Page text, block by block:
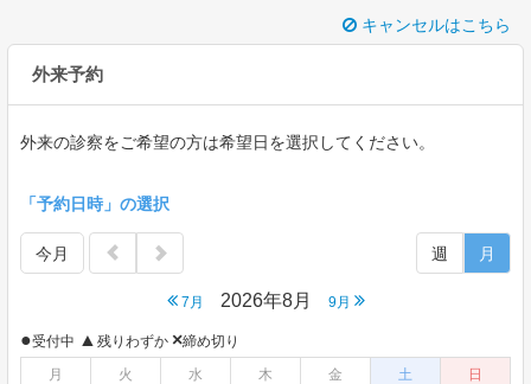
キャンセルはこちら
外来予約
外来の診察をご希望の方は希望日を選択してください。
「予約日時」の選択
今月
7月 2026年8月 9月
週 月
●受付中 ▲ 残りわずか ×締め切り
月
火 水 木 金 土
日